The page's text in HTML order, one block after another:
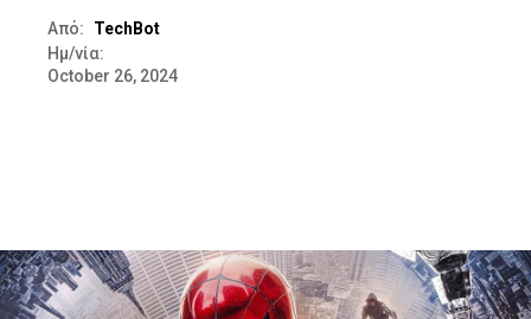
Από:
TechBot
Ημ/νία:
October 26, 2024